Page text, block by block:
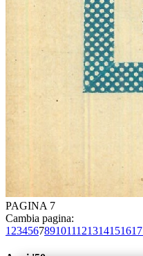
PAGINA 7
Cambia pagina:
1 234567891011121314151617